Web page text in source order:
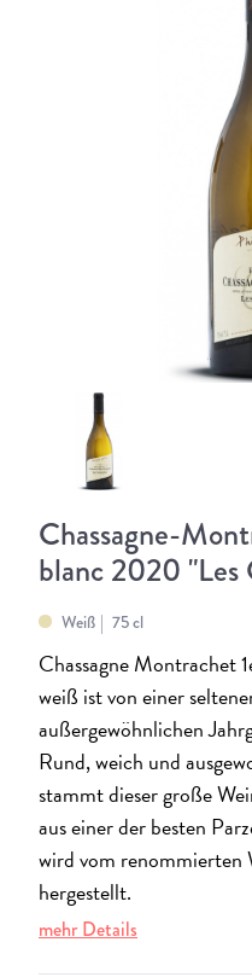
Chassagne-
blanc 2020 "Les
Weiß 75 cl
Chassagne Montrachet
weiß ist von einer
außergewöhnlichen
Rund, weich und
stammt dieser große
aus einer der besten
wird vom
hergestellt.
mehr Details